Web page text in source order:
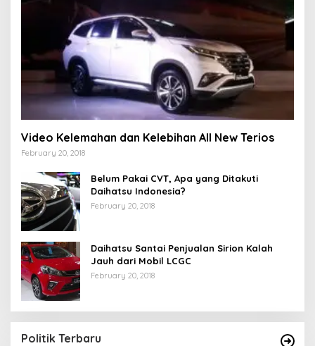
Video Kelemahan dan Kelebihan All New Terios
February 20, 2018
Belum Pakai CVT, Apa yang Ditakuti
Daihatsu Indonesia?
February 20, 2018
Daihatsu Santai Penjualan Sirion Kalah
Jauh dari Mobil LCGC
February 20, 2018
Politik Terbaru
Strategi PPP Menangkan Duet Ganjar dan Gus
Yasin
In Berita, Politik |